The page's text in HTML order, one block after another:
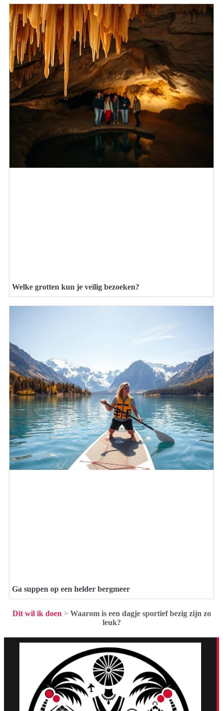
Welke grotten kun je veilig bezoeken?
Ga suppen op een helder bergmeer
Dit wil ik doen > Waarom is een dagje sportief bezig zijn zo
leuk?